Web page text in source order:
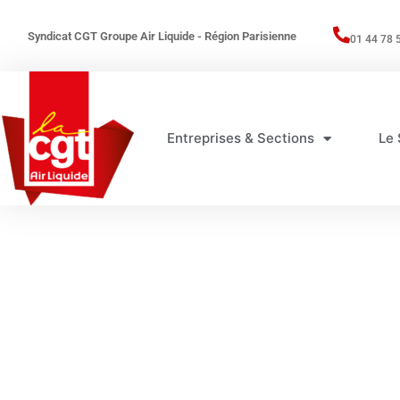
Syndicat CGT Groupe Air Liquide - Région Parisienne 01 44 78
Entreprises & Sections Le